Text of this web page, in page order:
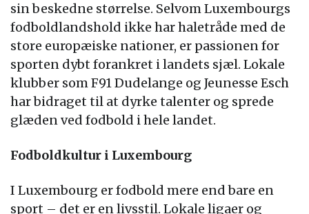
sin beskedne størrelse. Selvom Luxembourgs
fodboldlandshold ikke har haletråde med de
store europæiske nationer, er passionen for
sporten dybt forankret i landets sjæl. Lokale
klubber som F91 Dudelange og Jeunesse Esch
har bidraget til at dyrke talenter og sprede
glæden ved fodbold i hele landet.
Fodboldkultur i Luxembourg
I Luxembourg er fodbold mere end bare en
sport – det er en livsstil. Lokale ligaer og